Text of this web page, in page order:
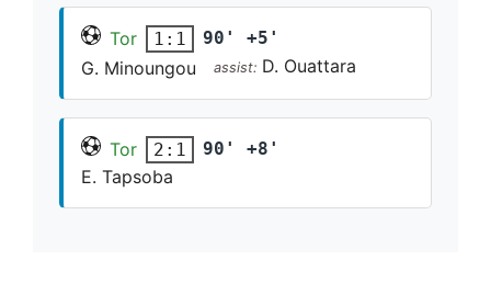
Tor 1:1 90' +5'
G. Minoungou assist: D. Ouattara
Tor 2:1 90' +8'
E. Tapsoba